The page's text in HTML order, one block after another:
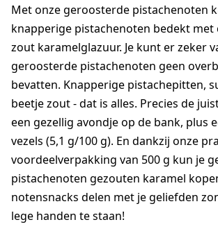
Met onze geroosterde pistachenoten
knapperige pistachenoten bedekt met
zout karamelglazuur. Je kunt er zeker
geroosterde pistachenoten geen
bevatten. Knapperige pistachepitten,
beetje zout - dat is alles. Precies de
een gezellig avondje op de bank, plus
vezels (5,1 g/100 g). En dankzij onze
voordeelverpakking van 500 g kun je
pistachenoten gezouten karamel
notensnacks delen met je geliefden
lege handen te staan!